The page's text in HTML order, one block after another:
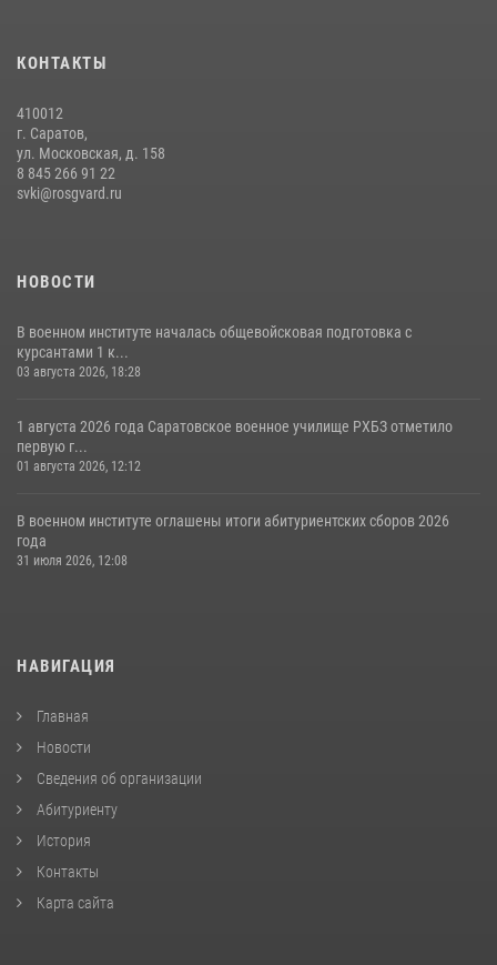
31 июля 2026, 12:08
КОНТАКТЫ
410012
г. Саратов,
ул. Московская, д. 158
8 845 266 91 22
svki@rosgvard.ru
НОВОСТИ
В военном институте началась общевойсковая подготовка с
курсантами 1 к...
03 августа 2026, 18:28
1 августа 2026 года Саратовское военное училище РХБЗ отметило
первую г...
01 августа 2026, 12:12
В военном институте оглашены итоги абитуриентских сборов 2026
года
31 июля 2026, 12:08
НАВИГАЦИЯ
Главная
Новости
Сведения об организации
Абитуриенту
История
Контакты
Карта сайта